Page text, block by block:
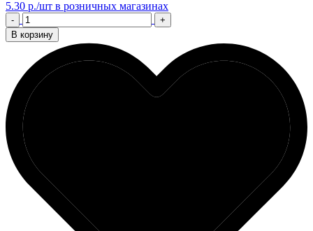
5.30 р./шт в розничных магазинах
-
+
В корзину